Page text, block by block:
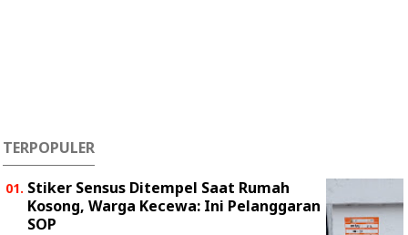
TERPOPULER
Stiker Sensus Ditempel Saat Rumah
Kosong, Warga Kecewa: Ini Pelanggaran
SOP